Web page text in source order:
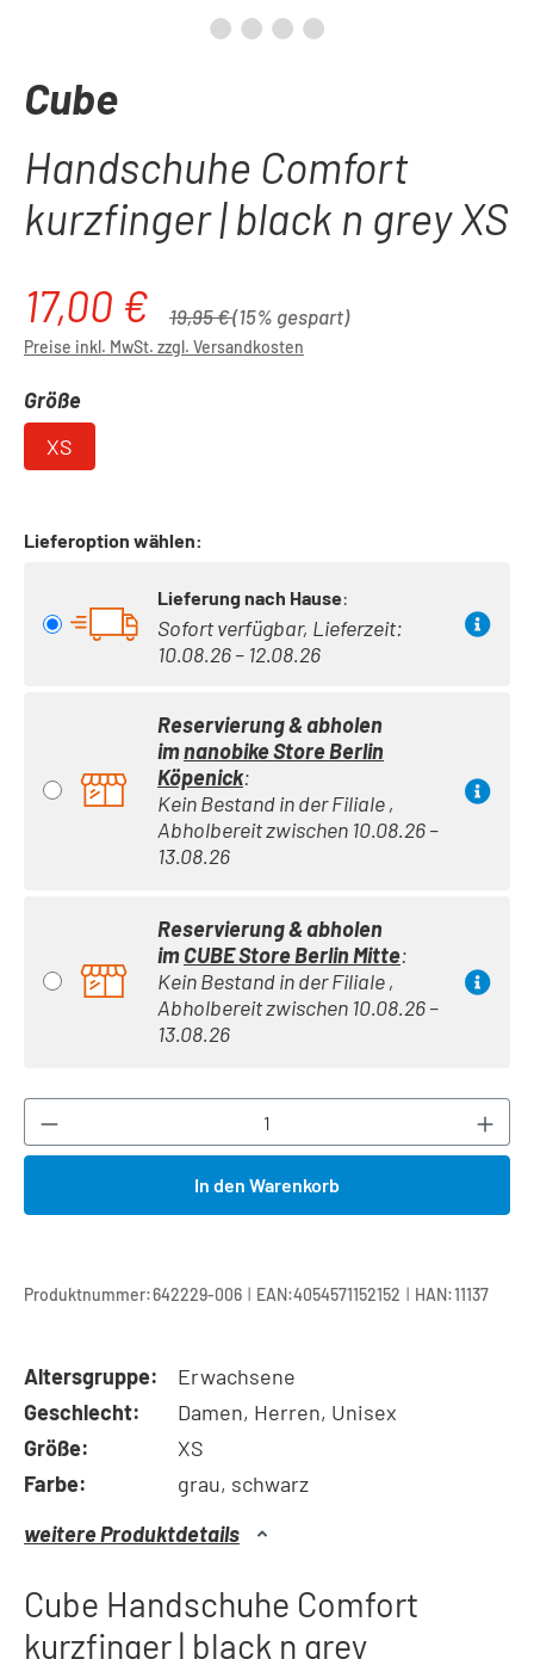
Cube
Handschuhe Comfort
kurzfinger | black n grey XS
Verkaufspreis:
17,00 € Regulärer Preis:
19,95 €(15% gespart)
Preise inkl. MwSt. zzgl. Versandkosten
Größeauswählen
XS
Lieferoption wählen:
Lieferung nach Hause:
Sofort verfügbar, Lieferzeit:
10.08.26 – 12.08.26
Reservierung & abholen
imnanobike Store Berlin
Köpenick:
Kein Bestand in der Filiale ,
Abholbereit zwischen 10.08.26 –
13.08.26
Reservierung & abholen
imCUBE Store Berlin Mitte:
Kein Bestand in der Filiale ,
Abholbereit zwischen 10.08.26 –
13.08.26
Produkt Anzahl: Gib den gewünschten
In den Warenkorb
Produktnummer:642229-006 | EAN:4054571152152 | HAN:11137
Altersgruppe:
Erwachsene
Geschlecht:
Damen, Herren, Unisex
Größe:
XS
Farbe:
grau, schwarz
weitere Produktdetails
Cube Handschuhe Comfort
kurzfinger | black n grey